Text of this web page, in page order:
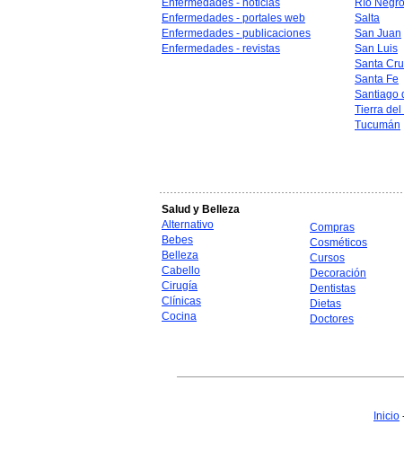
Enfermedades - noticias
Enfermedades - portales web
Enfermedades - publicaciones
Enfermedades - revistas
Río Negro
Salta
San Juan
San Luis
Santa
Santa Fe
Santiago
Tierra del
Tucumán
Salud y Belleza
Alternativo
Bebes
Belleza
Cabello
Cirugía
Clínicas
Cocina
Compras
Cosméticos
Cursos
Decoración
Dentistas
Dietas
Doctores
Inicio